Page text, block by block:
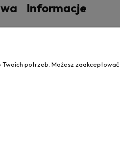
Informacje
potrzeb. Możesz